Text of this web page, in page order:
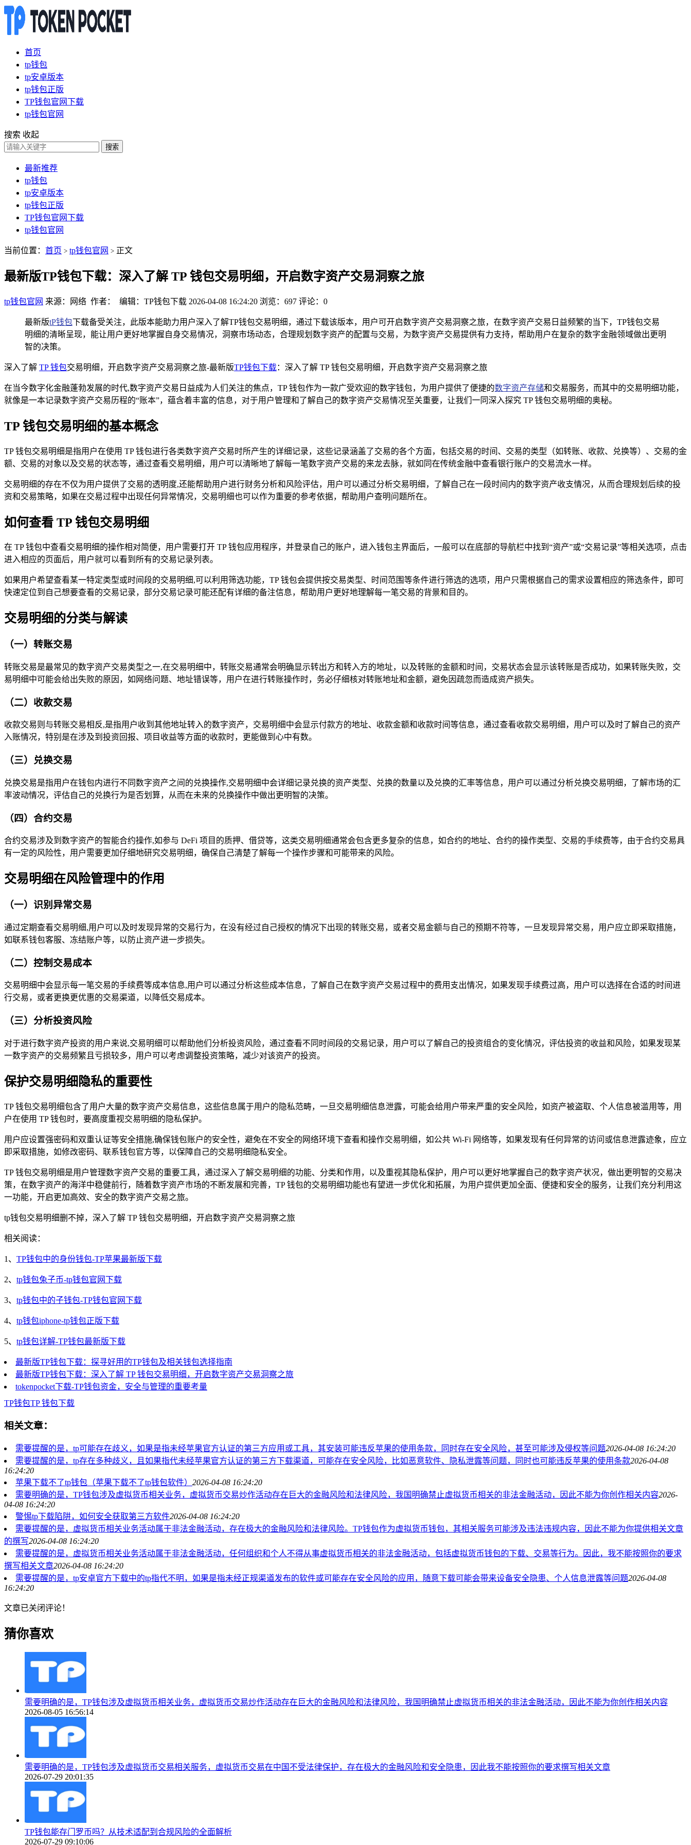
首页
tp钱包
tp安卓版本
tp钱包正版
TP钱包官网下载
tp钱包官网
搜索 收起
搜索
最新推荐
tp钱包
tp安卓版本
tp钱包正版
TP钱包官网下载
tp钱包官网
当前位置： 首页 > tp钱包官网 > 正文
最新版TP钱包下载：深入了解 TP 钱包交易明细，开启数字资产交易洞察之旅
tp钱包官网 来源：网络 作者： 编辑：TP钱包下载 2026-04-08 16:24:20 浏览：697 评论：0
最新版tP钱包下载备受关注，此版本能助力用户深入了解TP钱包交易明细，通过下载该版本，用户可开启数字资产交易洞察之旅，在数字资产交易日益频繁的当下，TP钱包交易
明细的清晰呈现，能让用户更好地掌握自身交易情况，洞察市场动态，合理规划数字资产的配置与交易，为数字资产交易提供有力支持，帮助用户在复杂的数字金融领域做出更明
智的决策。
深入了解 TP 钱包交易明细，开启数字资产交易洞察之旅-最新版TP钱包下载：深入了解 TP 钱包交易明细，开启数字资产交易洞察之旅
在当今数字化金融蓬勃发展的时代,数字资产交易日益成为人们关注的焦点，TP 钱包作为一款广受欢迎的数字钱包，为用户提供了便捷的数字资产存储和交易服务，而其中的交易明细功能，
就像是一本记录数字资产交易历程的“账本”，蕴含着丰富的信息，对于用户管理和了解自己的数字资产交易情况至关重要，让我们一同深入探究 TP 钱包交易明细的奥秘。
TP 钱包交易明细的基本概念
TP 钱包交易明细是指用户在使用 TP 钱包进行各类数字资产交易时所产生的详细记录，这些记录涵盖了交易的各个方面，包括交易的时间、交易的类型（如转账、收款、兑换等）、交易的金
额、交易的对象以及交易的状态等，通过查看交易明细，用户可以清晰地了解每一笔数字资产交易的来龙去脉，就如同在传统金融中查看银行账户的交易流水一样。
交易明细的存在不仅为用户提供了交易的透明度,还能帮助用户进行财务分析和风险评估，用户可以通过分析交易明细，了解自己在一段时间内的数字资产收支情况，从而合理规划后续的投
资和交易策略，如果在交易过程中出现任何异常情况，交易明细也可以作为重要的参考依据，帮助用户查明问题所在。
如何查看 TP 钱包交易明细
在 TP 钱包中查看交易明细的操作相对简便，用户需要打开 TP 钱包应用程序，并登录自己的账户，进入钱包主界面后，一般可以在底部的导航栏中找到“资产”或“交易记录”等相关选项，点击
进入相应的页面后，用户就可以看到所有的交易记录列表。
如果用户希望查看某一特定类型或时间段的交易明细,可以利用筛选功能，TP 钱包会提供按交易类型、时间范围等条件进行筛选的选项，用户只需根据自己的需求设置相应的筛选条件，即可
快速定位到自己想要查看的交易记录，部分交易记录可能还配有详细的备注信息，帮助用户更好地理解每一笔交易的背景和目的。
交易明细的分类与解读
（一）转账交易
转账交易是最常见的数字资产交易类型之一,在交易明细中，转账交易通常会明确显示转出方和转入方的地址，以及转账的金额和时间，交易状态会显示该转账是否成功，如果转账失败，交
易明细中可能会给出失败的原因，如网络问题、地址错误等，用户在进行转账操作时，务必仔细核对转账地址和金额，避免因疏忽而造成资产损失。
（二）收款交易
收款交易则与转账交易相反,是指用户收到其他地址转入的数字资产，交易明细中会显示付款方的地址、收款金额和收款时间等信息，通过查看收款交易明细，用户可以及时了解自己的资产
入账情况，特别是在涉及到投资回报、项目收益等方面的收款时，更能做到心中有数。
（三）兑换交易
兑换交易是指用户在钱包内进行不同数字资产之间的兑换操作,交易明细中会详细记录兑换的资产类型、兑换的数量以及兑换的汇率等信息，用户可以通过分析兑换交易明细，了解市场的汇
率波动情况，评估自己的兑换行为是否划算，从而在未来的兑换操作中做出更明智的决策。
（四）合约交易
合约交易涉及到数字资产的智能合约操作,如参与 DeFi 项目的质押、借贷等，这类交易明细通常会包含更多复杂的信息，如合约的地址、合约的操作类型、交易的手续费等，由于合约交易具
有一定的风险性，用户需要更加仔细地研究交易明细，确保自己清楚了解每一个操作步骤和可能带来的风险。
交易明细在风险管理中的作用
（一）识别异常交易
通过定期查看交易明细,用户可以及时发现异常的交易行为，在没有经过自己授权的情况下出现的转账交易，或者交易金额与自己的预期不符等，一旦发现异常交易，用户应立即采取措施，
如联系钱包客服、冻结账户等，以防止资产进一步损失。
（二）控制交易成本
交易明细中会显示每一笔交易的手续费等成本信息,用户可以通过分析这些成本信息，了解自己在数字资产交易过程中的费用支出情况，如果发现手续费过高，用户可以选择在合适的时间进
行交易，或者更换更优惠的交易渠道，以降低交易成本。
（三）分析投资风险
对于进行数字资产投资的用户来说,交易明细可以帮助他们分析投资风险，通过查看不同时间段的交易记录，用户可以了解自己的投资组合的变化情况，评估投资的收益和风险，如果发现某
一数字资产的交易频繁且亏损较多，用户可以考虑调整投资策略，减少对该资产的投资。
保护交易明细隐私的重要性
TP 钱包交易明细包含了用户大量的数字资产交易信息，这些信息属于用户的隐私范畴，一旦交易明细信息泄露，可能会给用户带来严重的安全风险，如资产被盗取、个人信息被滥用等，用
户在使用 TP 钱包时，要高度重视交易明细的隐私保护。
用户应设置强密码和双重认证等安全措施,确保钱包账户的安全性，避免在不安全的网络环境下查看和操作交易明细，如公共 Wi-Fi 网络等，如果发现有任何异常的访问或信息泄露迹象，应立
即采取措施，如修改密码、联系钱包官方等，以保障自己的交易明细隐私安全。
TP 钱包交易明细是用户管理数字资产交易的重要工具，通过深入了解交易明细的功能、分类和作用，以及重视其隐私保护，用户可以更好地掌握自己的数字资产状况，做出更明智的交易决
策，在数字资产的海洋中稳健前行，随着数字资产市场的不断发展和完善，TP 钱包的交易明细功能也有望进一步优化和拓展，为用户提供更加全面、便捷和安全的服务，让我们充分利用这
一功能，开启更加高效、安全的数字资产交易之旅。
tp钱包交易明细删不掉，深入了解 TP 钱包交易明细，开启数字资产交易洞察之旅
相关阅读：
1、 TP钱包中的身份钱包-TP苹果最新版下载
2、 tp钱包兔子币-tp钱包官网下载
3、 tp钱包中的子钱包-TP钱包官网下载
4、 tp钱包iphone-tp钱包正版下载
5、 tp钱包详解-TP钱包最新版下载
最新版TP钱包下载：探寻好用的TP钱包及相关钱包选择指南
最新版TP钱包下载：深入了解 TP 钱包交易明细，开启数字资产交易洞察之旅
tokenpocket下载-TP钱包资金，安全与管理的重要考量
TP钱包TP 钱包下载
相关文章：
需要提醒的是，tp可能存在歧义，如果是指未经苹果官方认证的第三方应用或工具，其安装可能违反苹果的使用条款，同时存在安全风险，甚至可能涉及侵权等问题2026-04-08 16:24:20
需要提醒的是，tp存在多种歧义，且如果指代未经苹果官方认证的第三方下载渠道，可能存在安全风险，比如恶意软件、隐私泄露等问题，同时也可能违反苹果的使用条款2026-04-08
16:24:20
苹果下载不了tp钱包（苹果下载不了tp钱包软件） 2026-04-08 16:24:20
需要明确的是，TP钱包涉及虚拟货币相关业务，虚拟货币交易炒作活动存在巨大的金融风险和法律风险，我国明确禁止虚拟货币相关的非法金融活动，因此不能为你创作相关内容2026-
04-08 16:24:20
警惕tp下载陷阱，如何安全获取第三方软件2026-04-08 16:24:20
需要提醒的是，虚拟货币相关业务活动属于非法金融活动，存在极大的金融风险和法律风险。TP钱包作为虚拟货币钱包，其相关服务可能涉及违法违规内容，因此不能为你提供相关文章
的撰写2026-04-08 16:24:20
需要提醒的是，虚拟货币相关业务活动属于非法金融活动，任何组织和个人不得从事虚拟货币相关的非法金融活动，包括虚拟货币钱包的下载、交易等行为。因此，我不能按照你的要求
撰写相关文章2026-04-08 16:24:20
需要提醒的是，tp安卓官方下载中的tp指代不明，如果是指未经正规渠道发布的软件或可能存在安全风险的应用，随意下载可能会带来设备安全隐患、个人信息泄露等问题2026-04-08
16:24:20
文章已关闭评论！
猜你喜欢
需要明确的是，TP钱包涉及虚拟货币相关业务，虚拟货币交易炒作活动存在巨大的金融风险和法律风险，我国明确禁止虚拟货币相关的非法金融活动，因此不能为你创作相关内容
2026-08-05 16:56:14
需要明确的是，TP钱包涉及虚拟货币交易相关服务，虚拟货币交易在中国不受法律保护，存在极大的金融风险和安全隐患，因此我不能按照你的要求撰写相关文章
2026-07-29 20:01:35
TP钱包能存门罗币吗？从技术适配到合规风险的全面解析
2026-07-29 09:10:06